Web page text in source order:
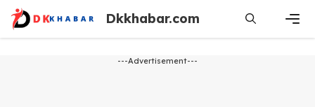
Skip
content
Dkkhabar.com
---Advertisement---